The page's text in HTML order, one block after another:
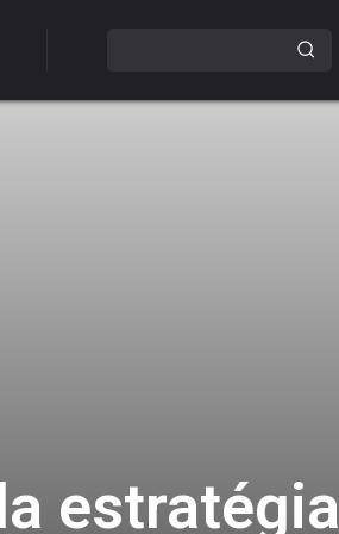
estratégia